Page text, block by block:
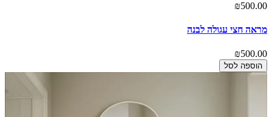
₪500.00
מראה חצי עגולה לבנה
₪500.00
הוספה לסל